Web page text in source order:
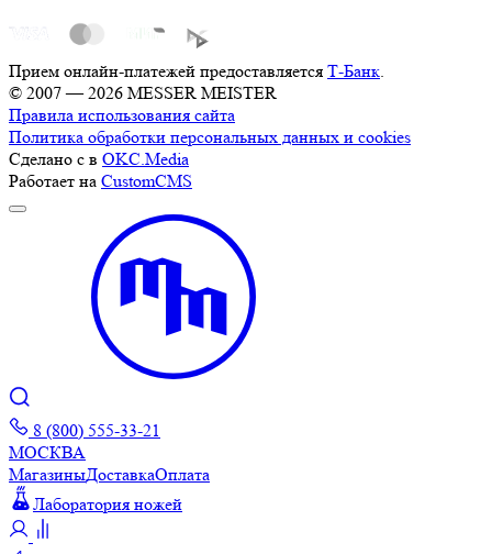
Прием онлайн-платежей предоставляется Т-Банк.
© 2007 — 2026 MESSER MEISTER
Правила использования сайта
Политика обработки персональных данных и cookies
Сделано с в OKC.Media
Работает на CustomCMS
8 (800) 555-33-21
МОСКВА
МагазиныДоставкаОплата
Лаборатория ножей